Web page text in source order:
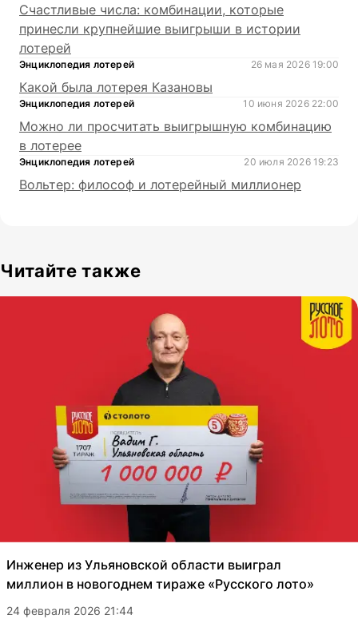
Счастливые числа: комбинации, которые
принесли крупнейшие выигрыши в истории
лотерей
Энциклопедия лотерей 26 мая 2026 19:00
Какой была лотерея Казановы
Энциклопедия лотерей 10 июня 2026 22:00
Можно ли просчитать выигрышную комбинацию
в лотерее
Энциклопедия лотерей 20 июля 2026 19:23
Вольтер: философ и лотерейный миллионер
Читайте также
Инженер из Ульяновской области выиграл
миллион в новогоднем тираже «Русского лото»
24 февраля 2026 21:44